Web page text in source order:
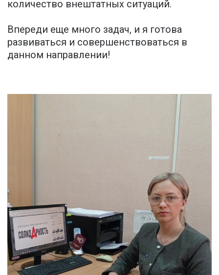
количество внештатных ситуаций.
Впереди еще много задач, и я готова
развиваться и совершенствоваться в
данном направлении!